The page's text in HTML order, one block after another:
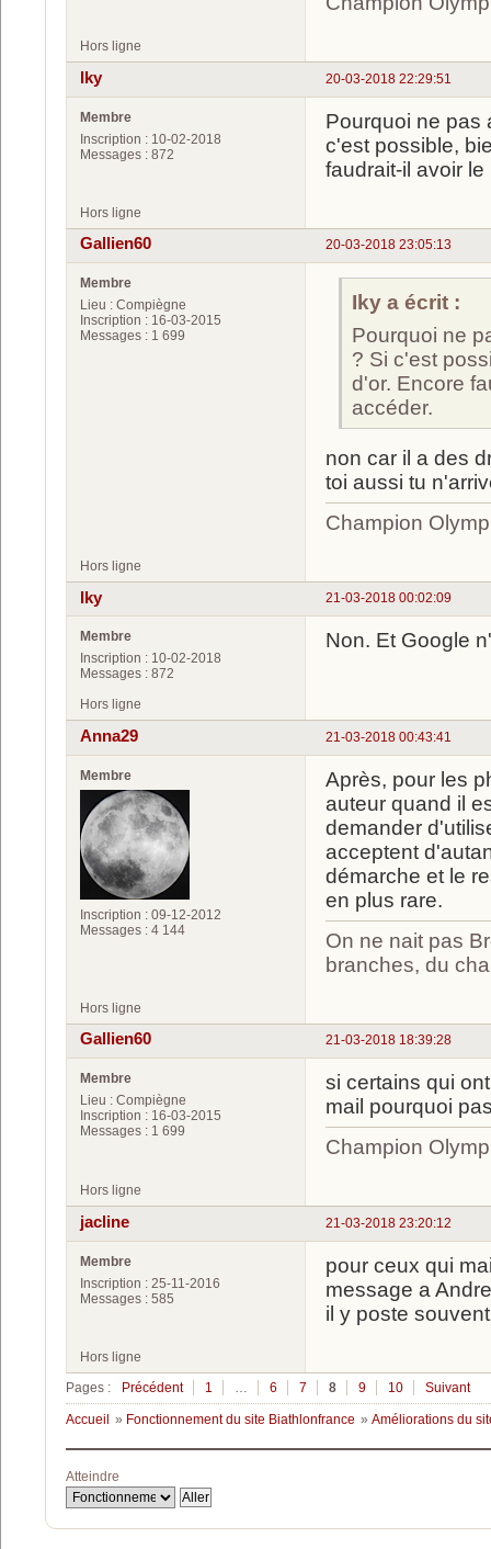
Hors ligne
20-03-2018 22:29:51
Iky
Membre
Inscription : 10-02-2018
Messages : 872
Pourquoi ne pas
c'est possible,
faudrait-il avoir
Hors ligne
20-03-2018 23:05:13
Gallien60
Membre
Lieu : Compiègne
Inscription : 16-03-2015
Messages : 1 699
Iky a écrit :
Pourquoi ne
? Si c'est
d'or. Encore
accéder.
non car il a des
toi aussi tu
Champion
Hors ligne
21-03-2018 00:02:09
Iky
Membre
Inscription : 10-02-2018
Messages : 872
Non. Et Google
Hors ligne
21-03-2018 00:43:41
Anna29
Membre
Inscription : 09-12-2012
Messages : 4 144
Après, pour les
auteur quand il
demander
acceptent
démarche et le
en plus rare.
On ne nait pas
branches, du
Hors ligne
21-03-2018 18:39:28
Gallien60
Membre
Lieu : Compiègne
Inscription : 16-03-2015
Messages : 1 699
si certains qui
mail pourquoi
Champion
Hors ligne
21-03-2018 23:20:12
jacline
Membre
Inscription : 25-11-2016
Messages : 585
pour ceux qui
message a
il y poste
Hors ligne
Pages :
Précédent 1 6 7 8 9 10 Suivant
Accueil » Fonctionnement du site Biathlonfrance » Améliorations du
Atteindre